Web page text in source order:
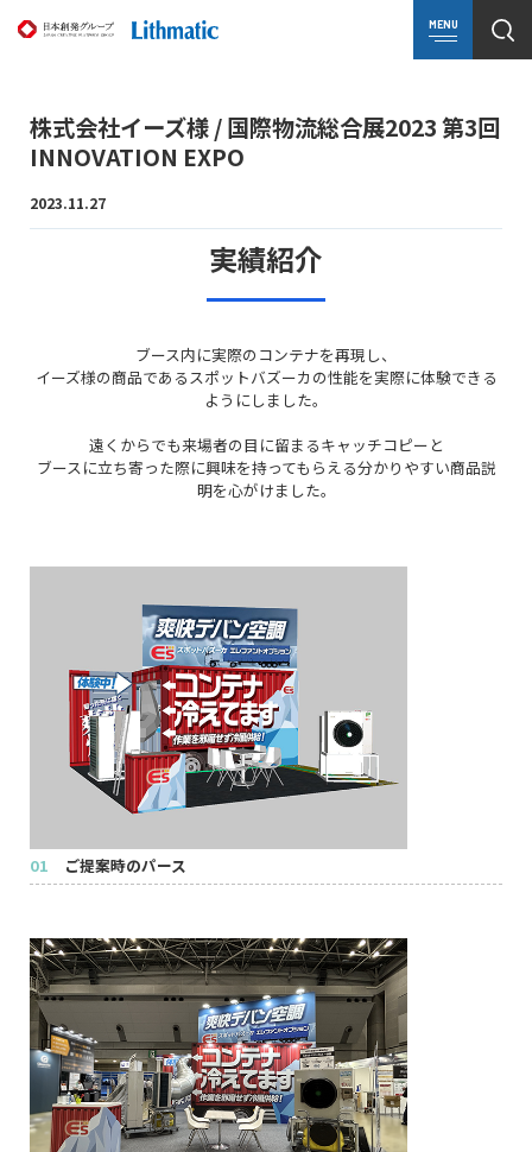
MENU
株式会社イーズ様 / 国際物流総合展2023 第3回
INNOVATION EXPO
2023.11.27
実績紹介
ブース内に実際のコンテナを再現し、
イーズ様の商品であるスポットバズーカの性能を実際に体験できる
ようにしました。
遠くからでも来場者の目に留まるキャッチコピーと
ブースに立ち寄った際に興味を持ってもらえる分かりやすい商品説
明を心がけました。
01 ご提案時のパース